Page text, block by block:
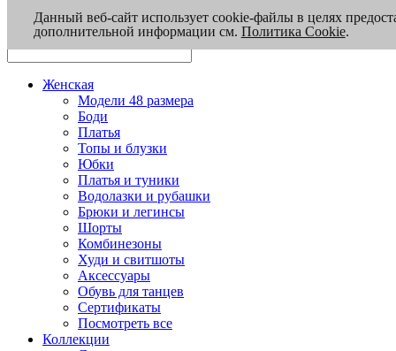
Женская
Модели 48 размера
Боди
Платья
Топы и блузки
Юбки
Платья и туники
Водолазки и рубашки
Брюки и легинсы
Шорты
Комбинезоны
Худи и свитшоты
Аксессуары
Обувь для танцев
Сертификаты
Посмотреть все
Коллекции
Данный веб-сайт использует cookie-файлы в целях
дополнительной информации см. Политика Cookie.